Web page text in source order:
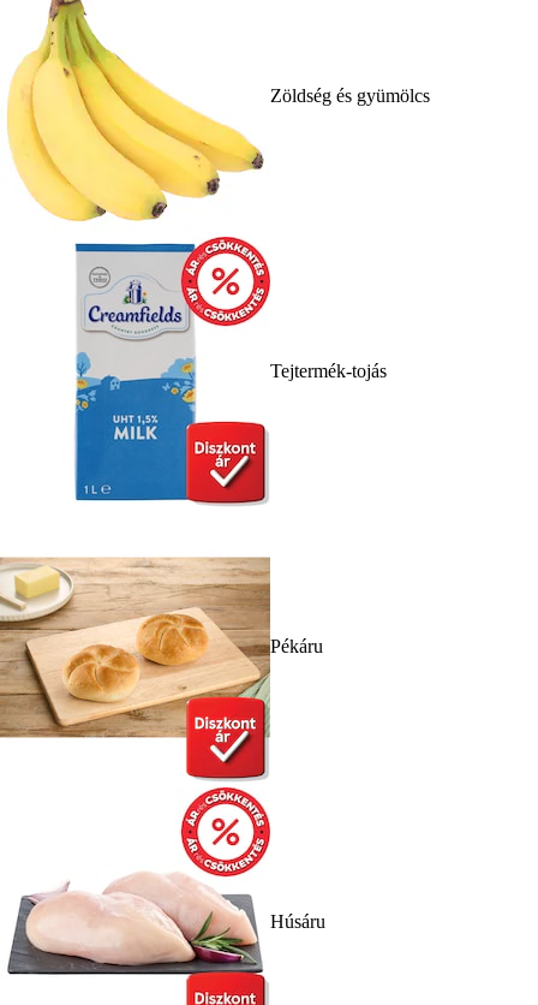
Zöldség és gyümölcs
Tejtermék-tojás
Pékáru
Húsáru